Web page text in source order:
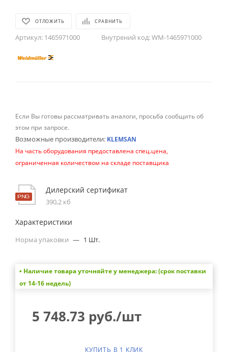
ОТЛОЖИТЬ СРАВНИТЬ
Артикул: 1465971000 Внутрений код:WM-1465971000
Если Вы готовы рассматривать аналоги, просьба сообщить об
этом при запросе.
Возможные производители: KLEMSAN
На часть оборудования предоставлена спец.цена,
ограниченная количеством на складе поставщика
Дилерский сертификат
390,2 кб
Характеристики
Норма упаковки — 1 Шт.
• Наличие товара уточняйте у менеджера: (срок поставки
от 14-16 недель)
5 748.73 руб./шт
КУПИТЬ В 1 КЛИК